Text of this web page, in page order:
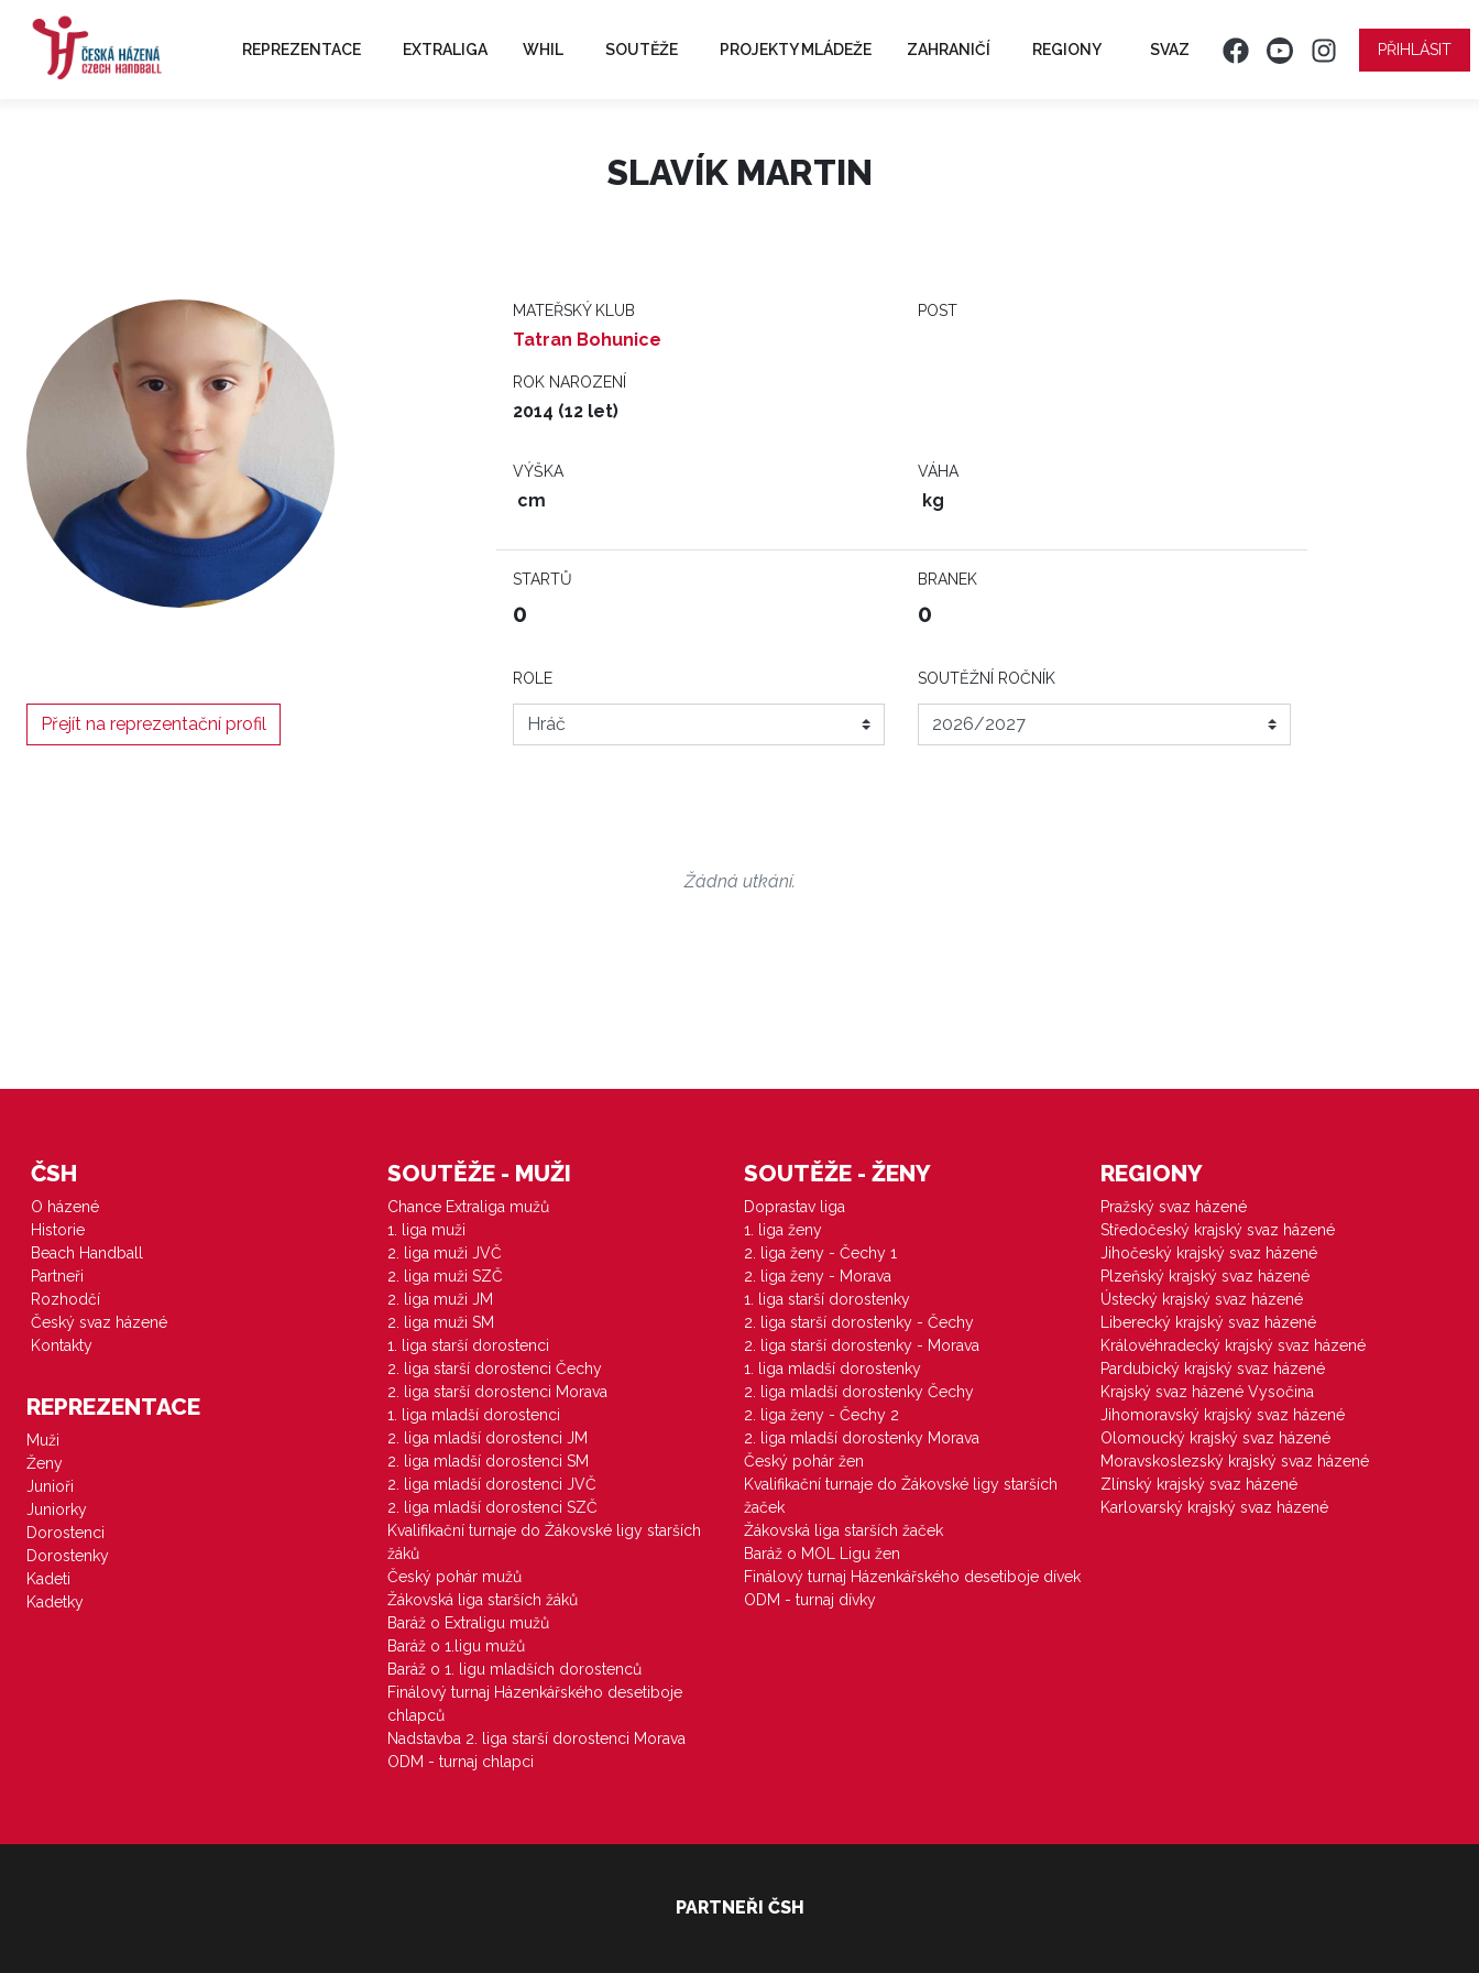
REPREZENTACE EXTRALIGA WHIL SOUTĚŽE PROJEKTY MLÁDEŽE ZAHRANIČÍ REGIONY SVAZ PŘIHLÁSIT
SLAVÍK MARTIN
MATEŘSKÝ KLUB
Tatran Bohunice
POST
ROK NAROZENÍ
2014 (12 let)
VÝŠKA
cm
VÁHA
kg
STARTŮ
0
BRANEK
0
Přejít na reprezentační profil
ROLE SOUTĚŽNÍ ROČNÍK
Žádná utkání.
ČSH
O házené
Historie
Beach Handball
Partneři
Rozhodčí
Český svaz házené
Kontakty
REPREZENTACE
Muži
Ženy
Junioři
Juniorky
Dorostenci
Dorostenky
Kadeti
Kadetky
SOUTĚŽE - MUŽI
Chance Extraliga mužů
1. liga muži
2. liga muži JVČ
2. liga muži SZČ
2. liga muži JM
2. liga muži SM
1. liga starší dorostenci
2. liga starší dorostenci Čechy
2. liga starší dorostenci Morava
1. liga mladší dorostenci
2. liga mladší dorostenci JM
2. liga mladší dorostenci SM
2. liga mladší dorostenci JVČ
2. liga mladší dorostenci SZČ
Kvalifikační turnaje do Žákovské ligy starších
žáků
Český pohár mužů
Žákovská liga starších žáků
Baráž o Extraligu mužů
Baráž o 1.ligu mužů
Baráž o 1. ligu mladších dorostenců
Finálový turnaj Házenkářského desetiboje
chlapců
Nadstavba 2. liga starší dorostenci Morava
ODM - turnaj chlapci
SOUTĚŽE - ŽENY
Doprastav liga
1. liga ženy
2. liga ženy - Čechy 1
2. liga ženy - Morava
1. liga starší dorostenky
2. liga starší dorostenky - Čechy
2. liga starší dorostenky - Morava
1. liga mladší dorostenky
2. liga mladší dorostenky Čechy
2. liga ženy - Čechy 2
2. liga mladší dorostenky Morava
Český pohár žen
Kvalifikační turnaje do Žákovské ligy starších
žaček
Žákovská liga starších žaček
Baráž o MOL Ligu žen
Finálový turnaj Házenkářského desetiboje dívek
ODM - turnaj dívky
REGIONY
Pražský svaz házené
Středočeský krajský svaz házené
Jihočeský krajský svaz házené
Plzeňský krajský svaz házené
Ústecký krajský svaz házené
Liberecký krajský svaz házené
Královéhradecký krajský svaz házené
Pardubický krajský svaz házené
Krajský svaz házené Vysočina
Jihomoravský krajský svaz házené
Olomoucký krajský svaz házené
Moravskoslezský krajský svaz házené
Zlínský krajský svaz házené
Karlovarský krajský svaz házené
PARTNEŘI ČSH